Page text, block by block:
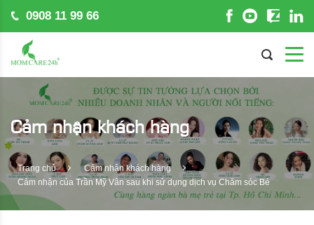
0908 11 99 66
Cảm nhận khách hàng
Trang chủ
Cảm nhận khách hàng
Cảm nhận của Trần Mỹ Vân sau khi sử dụng dịch vụ Chăm sóc Bé